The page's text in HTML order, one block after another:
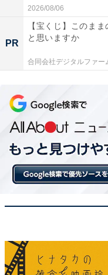
2026/08/06
PR
【宝くじ】このま
と思いますか
合同会社デジタルファー